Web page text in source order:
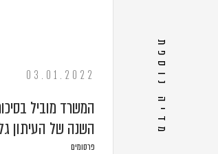
מדיה נוספת 03.01.2022
המשרד מוביל
השנה של העיתון
פרסומים